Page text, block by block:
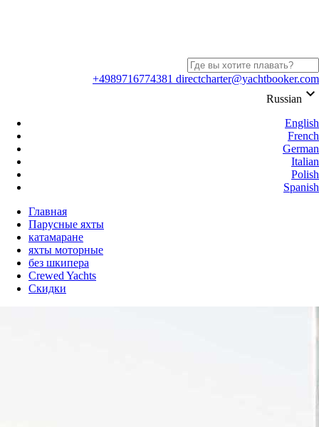
+4989716774381 directcharter@yachtbooker.com
Russian keyboard_arrow_down
English
French
German
Italian
Polish
Spanish
Главная
Парусные яхты
катамаране
яхты моторные
без шкипера
Crewed Yachts
Скидки